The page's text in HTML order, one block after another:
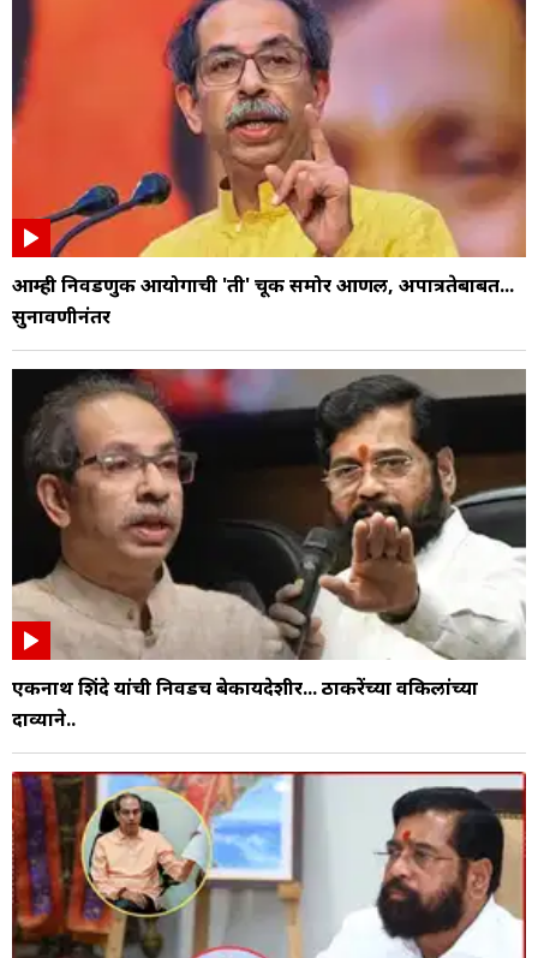
आम्ही निवडणुक आयोगाची 'ती' चूक समोर आणली, अपात्रतेबाबत...
सुनावणीनंतर
एकनाथ शिंदे यांची निवडच बेकायदेशीर... ठाकरेंच्या वकिलांच्या
दाव्याने..